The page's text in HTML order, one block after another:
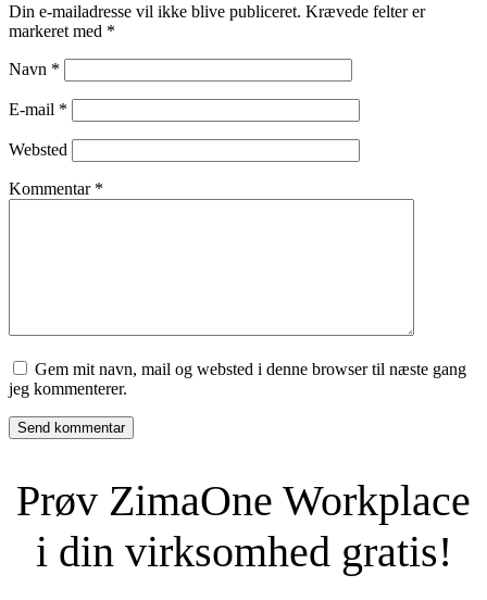
Din e-mailadresse vil ikke blive publiceret. Krævede felter er
markeret med *
Navn *
E-mail *
Websted
Kommentar *
Gem mit navn, mail og websted i denne browser til næste gang
jeg kommenterer.
Prøv ZimaOne Workplace
i din virksomhed gratis!